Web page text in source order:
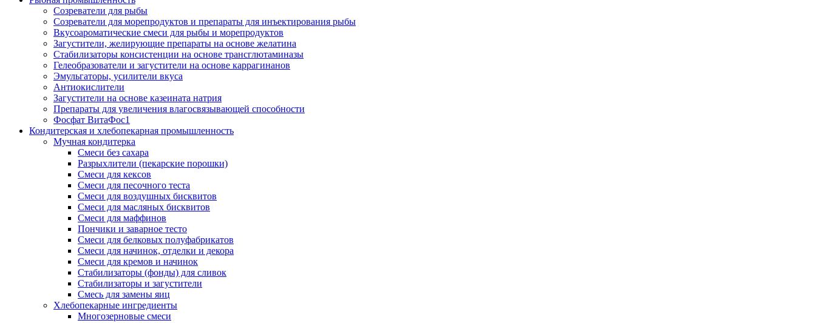
Созреватели для рыбы
Созреватели для морепродуктов и препараты для инъектирования рыбы
Вкусоароматические смеси для рыбы и морепродуктов
Загустители, желирующие препараты на основе желатина
Стабилизаторы консистенции на основе трансглютаминазы
Гелеобразователи и загустители на основе каррагинанов
Эмульгаторы, усилители вкуса
Антиокислители
Загустители на основе казеината натрия
Препараты для увеличения влагосвязывающей способности
Фосфат ВитаФос1
Кондитерская и хлебопекарная промышленность
Мучная кондитерка
Смеси без сахара
Разрыхлители (пекарские порошки)
Смеси для кексов
Смеси для песочного теста
Смеси для воздушных бисквитов
Смеси для масляных бисквитов
Смеси для маффинов
Пончики и заварное тесто
Cмеси для белковых полуфабрикатов
Смеси для начинок, отделки и декора
Смеси для кремов и начинок
Стабилизаторы (фонды) для сливок
Стабилизаторы и загустители
Смесь для замены яиц
Хлебопекарные ингредиенты
Многозерновые смеси